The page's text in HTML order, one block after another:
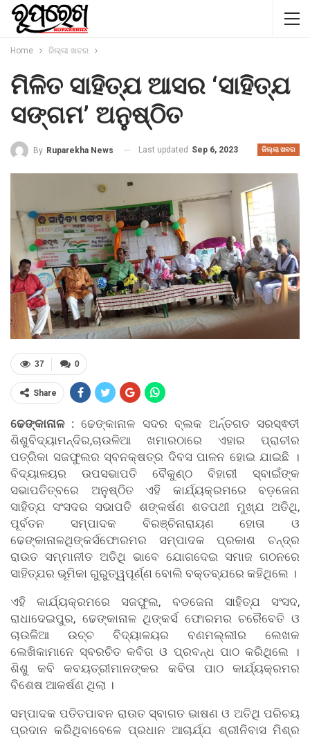
Home ଜିଲ୍ଲା ଖବର
ମିଳିତ ସାହିତ୍ଯ ଆସର ‘ସାହିତ୍ଯ
ସଙ୍ଗମ’ ଅନୁଷ୍ଠିତ
ଜିଲ୍ଲା ଖବର
By Ruparekha News Last updated Sep 6, 2023
0
37
Share
ଢେଙ୍କାନାଳ : ଢେଙ୍କାନାଳ ସଦର ବ୍ଲକ ଅର୍ନ୍ତଗତ ସରସ୍ଵତୀ
ଶିଶୁବିଦ୍ୟାମନ୍ଦିର,ଚାଉଳିଆ ଖମାରଠାରେ ଏହାର ପ୍ରାଚୀର
ପତ୍ରିକା ସଜଫୁଲର ସ୍ବନକ୍ଷତ୍ର ଦିବସ ପାଳନ ହୋଇ ଯାଇଛି ।
ବିଦ୍ୟାଳୟର ଉପସଭାପତି ବୈକୁଣ୍ଠ ବିହାରୀ ସ୍ବାଇଁଙ୍କ
ସଭାପତିତ୍ବରେ ଅନୁଷ୍ଠିତ ଏହି କାର୍ଯ୍ୟକ୍ରମରେ ବଡ଼ଜେନା
ସାହିତ୍ଯ ସଂସଦର ସଭାପତି ଶଙ୍କର୍ଷଣ ଶତପଥୀ ମୁଖ୍ଯ ଅତିଥି,
ପୂର୍ବତନ ସମ୍ପାଦକ ବିରଞ୍ଚିନାରାୟଣ ହୋତା ଓ
ଢେଙ୍କାନାଳଥିଙ୍କର୍ସଫୋରମର ସମ୍ପାଦକ ପ୍ରକାଶ ଚନ୍ଦ୍ର
ରାଉତ ସମ୍ମାନୀତ ଅତିଥି ଭାବେ ଯୋଗଦେଇ ସମାଜ ଗଠନରେ
ସାହିତ୍ଯର ଭୂମିକା ଗୁରୁତ୍ୱପୂର୍ଣ୍ଣ ବୋଲି ବକ୍ତବ୍ଯରେ କହିଥିଲେ ।
ଏହି କାର୍ଯ୍ୟକ୍ରମରେ ସଜଫୁଲ, ବଡଜେନା ସାହିତ୍ଯ ସଂସଦ,
ରାଧାଦେଇପୁର, ଢେଙ୍କାନାଳ ଥିଙ୍କର୍ସ ଫୋରମର ଚରୈବେତି ଓ
ଚାଉଳିଆ ଉଚ୍ଚ ବିଦ୍ୟାଳୟର ବଣମଲ୍ଲୀର ଲେଖକ
ଲେଖିକାମାନେ ସ୍ବରଚିତ କବିତା ଓ ପ୍ରବନ୍ଧ ପାଠ କରିଥିଲେ ।
ଶିଶୁ କବି କବୟତ୍ରୀମାନଙ୍କର କବିତା ପାଠ କାର୍ଯ୍ୟକ୍ରମର
ବିଶେଷ ଆକର୍ଷଣ ଥିଲା ।
ସମ୍ପାଦକ ପତିତପାବନ ରାଉତ ସ୍ବାଗତ ଭାଷଣ ଓ ଅତିଥି ପରିଚୟ
ପ୍ରଦାନ କରିଥିବାବେଳେ ପ୍ରଧାନ ଆଚାର୍ଯ୍ଯ ଶ୍ରୀନିବାସ ମିଶ୍ର